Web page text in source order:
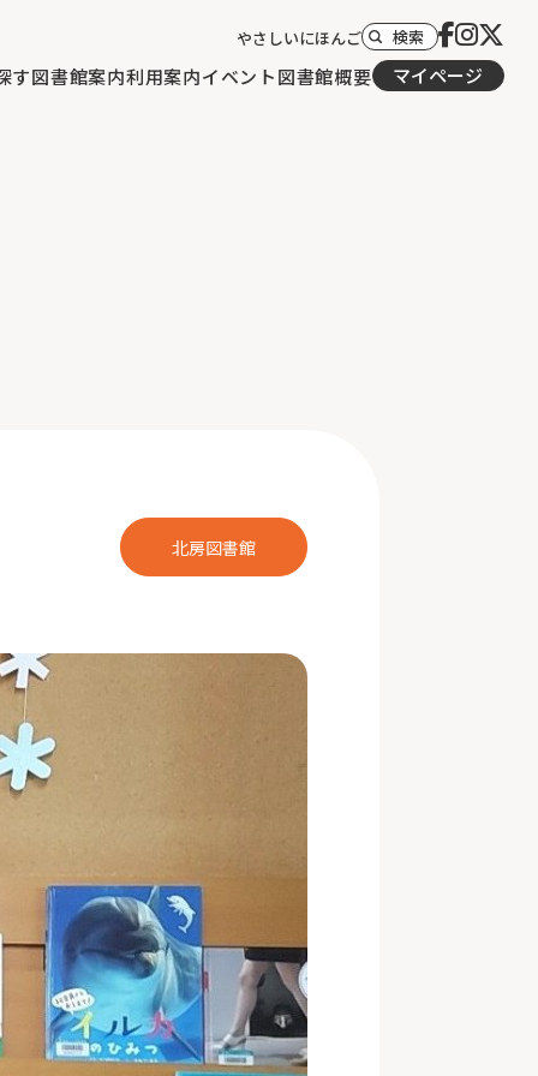
す図書館案内利用案内イベント図書館概要 マイページ
やさしいにほんご 検索
北房図書館